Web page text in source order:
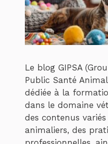
Le blog GIPSA
Public Santé
dédiée à la
dans le domaine
des contenus
animaliers, des